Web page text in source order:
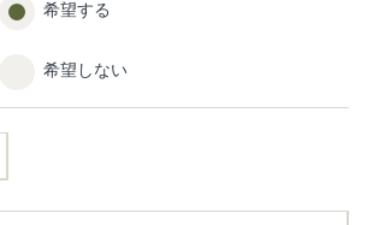
希望する
希望しない